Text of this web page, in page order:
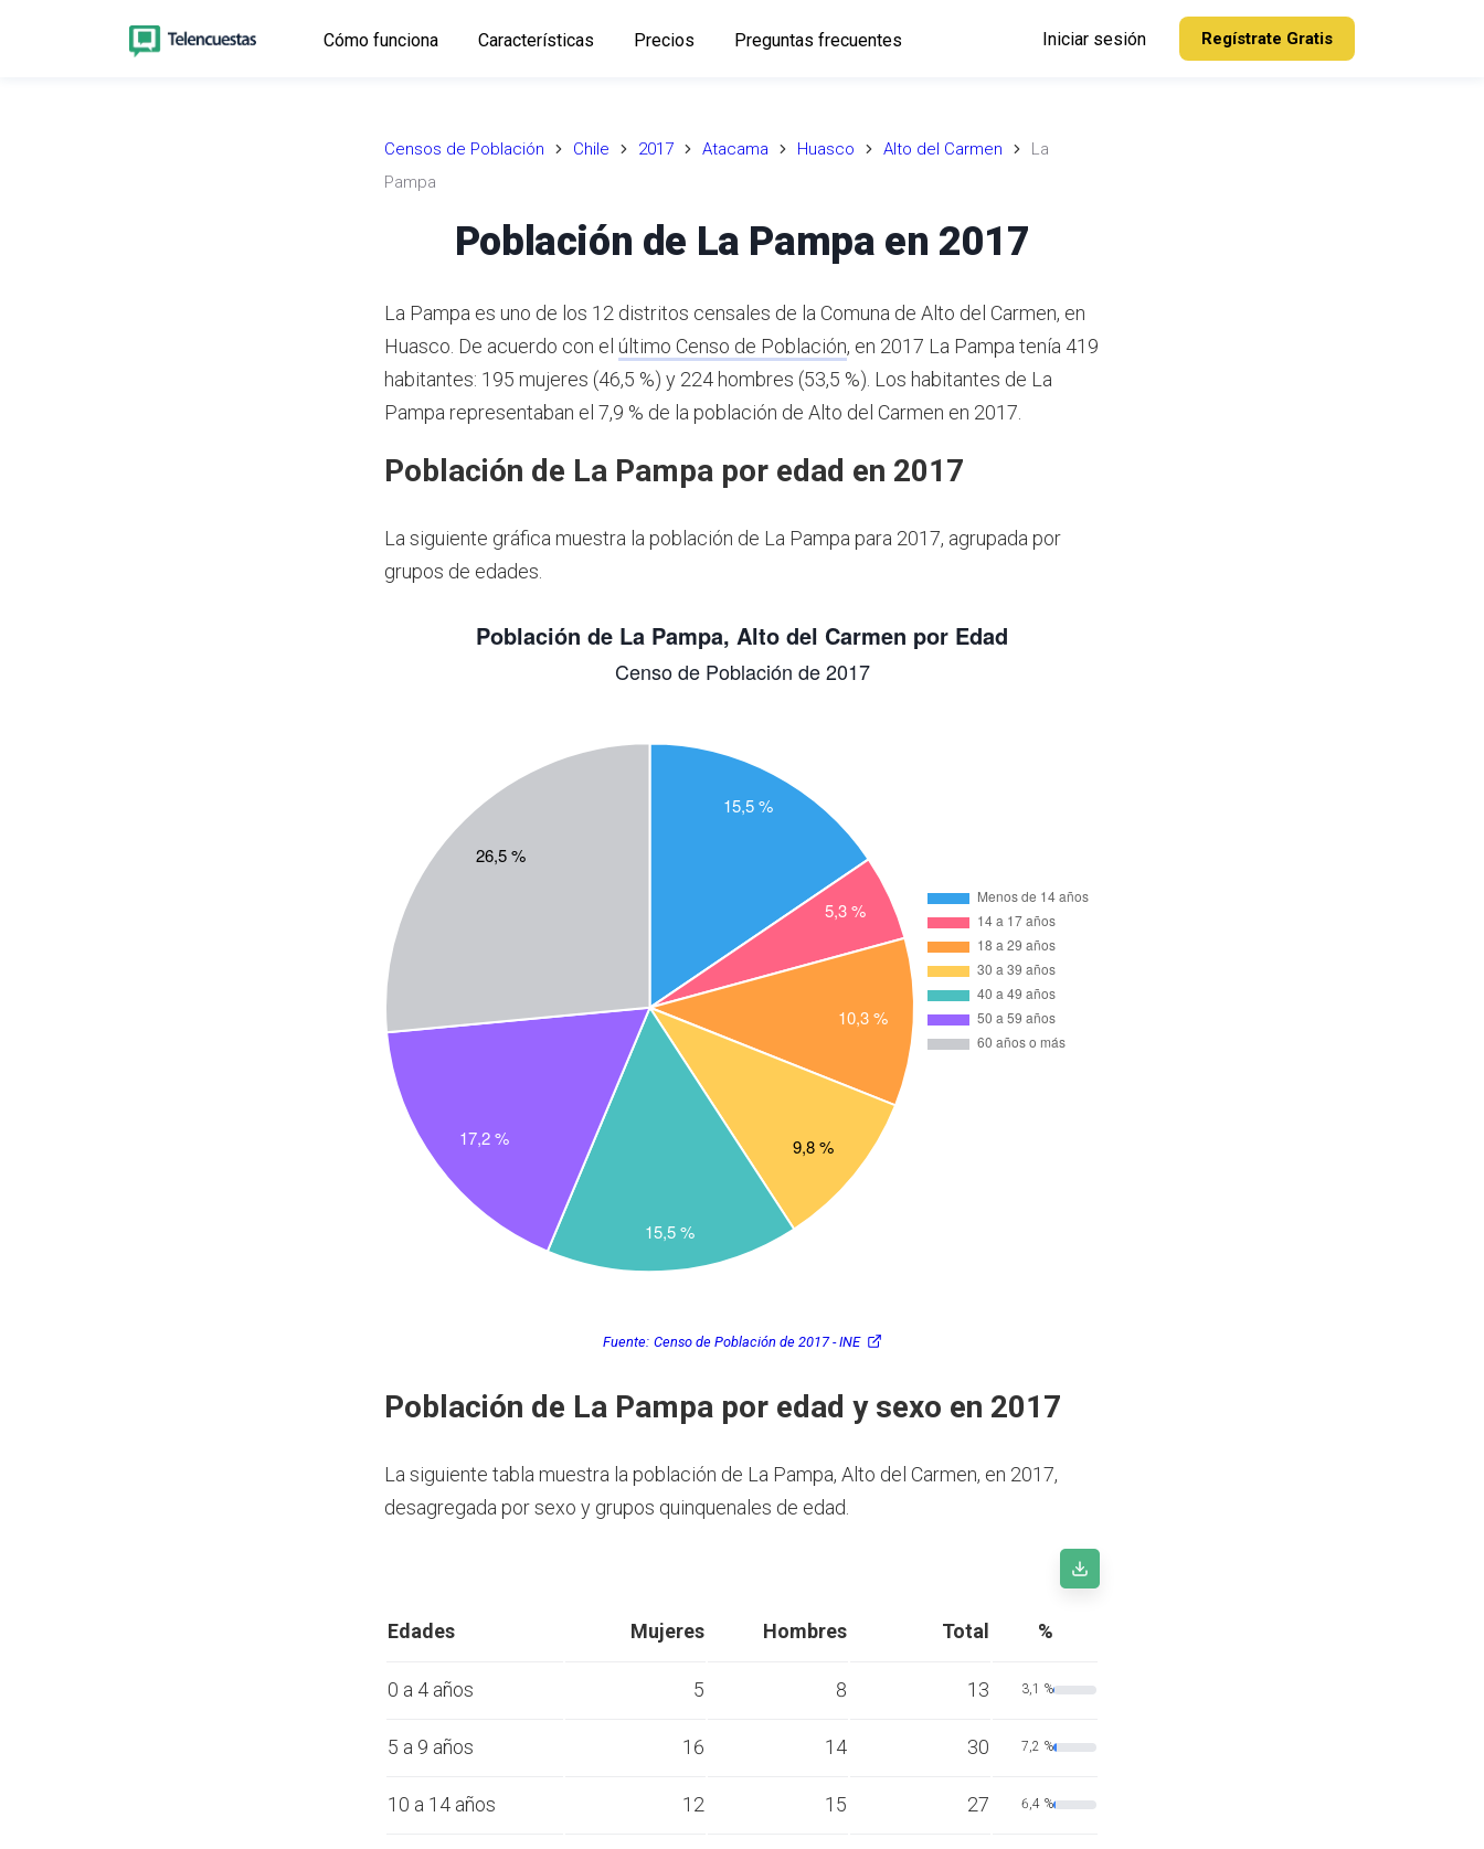
Cómo funciona Características Precios Preguntas frecuentes Iniciar sesión Regístrate Gratis
Censos de Población Chile 2017 Atacama Huasco Alto del Carmen
La
Pampa
Población de La Pampa en 2017
La Pampa es uno de los 12 distritos censales de la Comuna de Alto del Carmen, en
Huasco. De acuerdo con el último Censo de Población, en 2017 La Pampa tenía 419
habitantes: 195 mujeres (46,5 %) y 224 hombres (53,5 %). Los habitantes de La
Pampa representaban el 7,9 % de la población de Alto del Carmen en 2017.
Población de La Pampa por edad en 2017
La siguiente gráfica muestra la población de La Pampa para 2017, agrupada por
grupos de edades.
Fuente: Censo de Población de 2017 - INE
Población de La Pampa por edad y sexo en 2017
La siguiente tabla muestra la población de La Pampa, Alto del Carmen, en 2017,
desagregada por sexo y grupos quinquenales de edad.
Edades Mujeres Hombres Total %
0 a 4 años 5 8 13 3,1 %
5 a 9 años 16 14 30 7,2 %
10 a 14 años 12 15 27 6,4 %